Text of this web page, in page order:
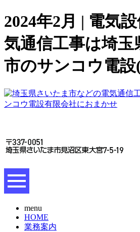
2024年2月 | 電気
気通信工事は埼玉
市のサンコウ電設
menu
HOME
業務案内